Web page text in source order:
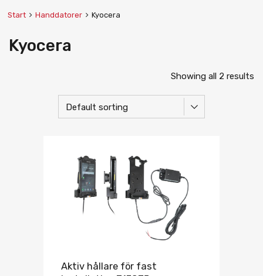
Start Handdatorer Kyocera
Kyocera
Showing all 2 results
Aktiv hållare för fast